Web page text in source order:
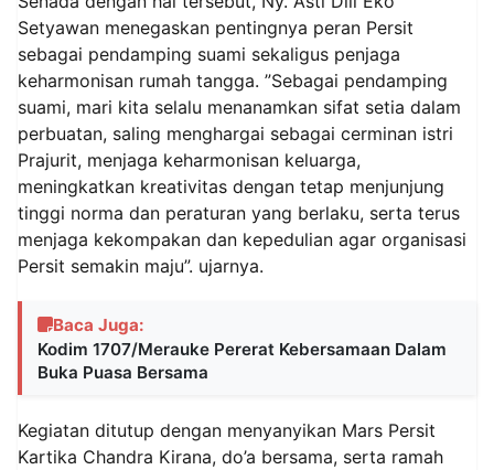
Setyawan menegaskan pentingnya peran Persit
sebagai pendamping suami sekaligus penjaga
keharmonisan rumah tangga. ”Sebagai pendamping
suami, mari kita selalu menanamkan sifat setia dalam
perbuatan, saling menghargai sebagai cerminan istri
Prajurit, menjaga keharmonisan keluarga,
meningkatkan kreativitas dengan tetap menjunjung
tinggi norma dan peraturan yang berlaku, serta terus
menjaga kekompakan dan kepedulian agar organisasi
Persit semakin maju”. ujarnya.
Baca Juga:
Kodim 1707/Merauke Pererat Kebersamaan Dalam
Buka Puasa Bersama
Kegiatan ditutup dengan menyanyikan Mars Persit
Kartika Chandra Kirana, do’a bersama, serta ramah